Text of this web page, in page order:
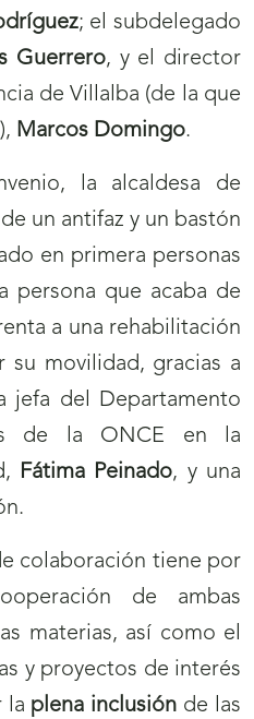
; el subdelegado
Guerrero, y el director
de Villalba (de la que
Marcos Domingo.
la alcaldesa de
un antifaz y un bastón
en primera personas
persona que acaba de
a una rehabilitación
su movilidad, gracias a
jefa del Departamento
de la ONCE en la
Fátima Peinado, y una
colaboración tiene por
de ambas
materias, así como el
y proyectos de interés
la plena inclusión de las